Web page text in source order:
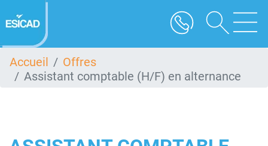
au
contenu
Accueil
Offres
Assistant comptable (H/F) en alternance